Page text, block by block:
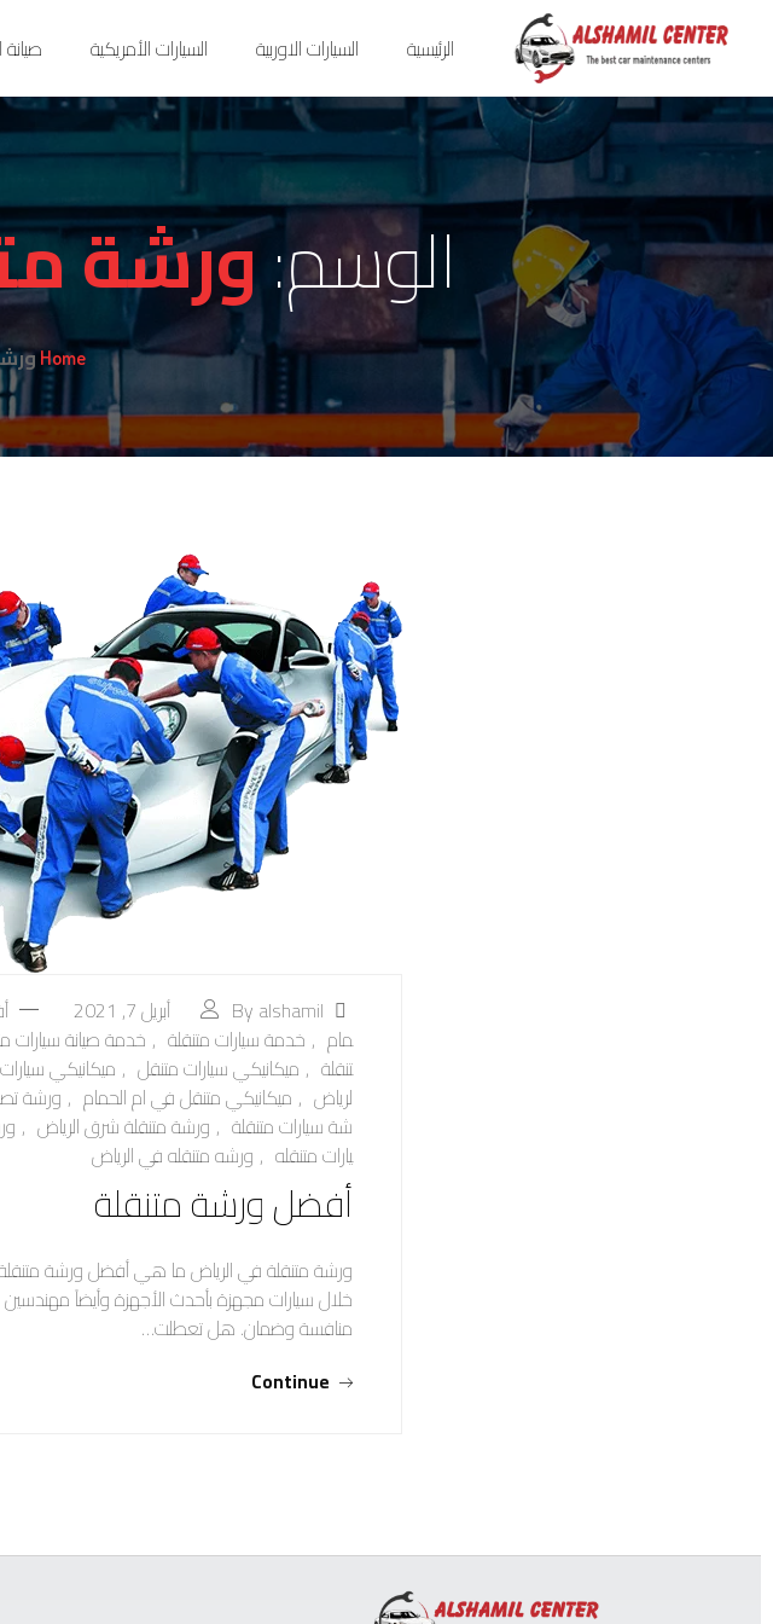
الرئيسية السيارات الاوربية السيارات الأمريكية
الوسم:ورشة
Home
By alshamil أبريل 7, 2021
مام , خدمة سيارات متنقلة ,خدمة صيانة سيارات
تنقلة , ميكانيكي سيارات متنقل , ميكانيكي
لرياض , ميكانيكي متنقل في ام الحمام , ورشة
شة سيارات متنقلة , ورشة متنقلة شرق الرياض ,
يارات متنقله , ورشه متنقله في الرياض
أفضل ورشة متنقلة
ورشة متنقلة في الرياض ما هي أفضل ورشة
خلال سيارات مجهزة بأحدث الأجهزة وأيضاً
منافسة وضمان. هل تعطلت…
Continue